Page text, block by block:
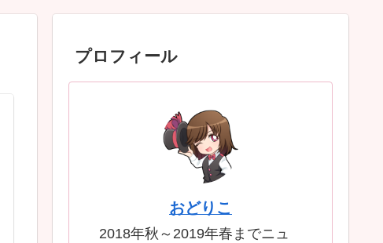
プロフィール
おどりこ
2018年秋～2019年春までニュ